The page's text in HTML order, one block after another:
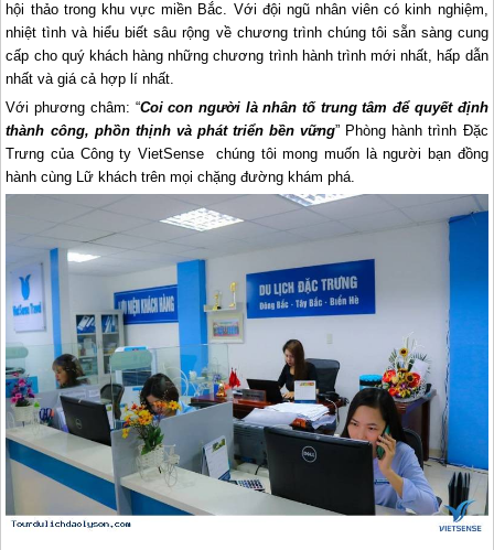
hội thảo trong khu vực miền Bắc. Với đội ngũ nhân viên có kinh nghiệm,
nhiệt tình và hiểu biết sâu rộng về chương trình chúng tôi sẵn sàng cung
cấp cho quý khách hàng những chương trình hành trình mới nhất, hấp dẫn
nhất và giá cả hợp lí nhất.
Với phương châm: “Coi con người là nhân tố trung tâm để quyết định
thành công, phồn thịnh và phát triển bền vững” Phòng hành trình Đặc
Trưng của Công ty VietSense chúng tôi mong muốn là người bạn đồng
hành cùng Lữ khách trên mọi chặng đường khám phá.